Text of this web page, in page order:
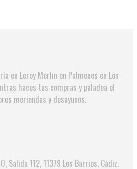
en Leroy Merlín en Palmones en Los
haces tus compras y paladea el
meriendas y desayunos.
Salida 112, 11379 Los Barrios, Cádiz.